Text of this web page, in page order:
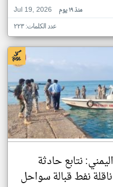
Jul 19, 2026
منذ ١٩ يوم
عدد الكلمات: ٢٢٣
نتابع حادثة
نفط قبالة سواحل